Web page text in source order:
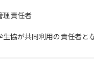
理責任者
協が共同利用の責任者と